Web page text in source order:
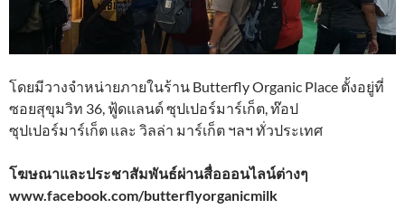
โดยมีวางจำหน่ายภายในร้าน Butterfly Organic Place ตั้งอยู่ที่
ซอยสุขุมวิท 36, ฟู้ดแลนด์ ซุปเปอร์มาร์เก็ต, ท๊อป
ซุปเปอร์มาร์เก็ต และ วิลล่า มาร์เก็ต ฯลฯ ทั่วประเทศ
โฆษณาและประชาสัมพันธ์ผ่านสื่อออนไลน์ต่างๆ
www.facebook.com/butterflyorganicmilk